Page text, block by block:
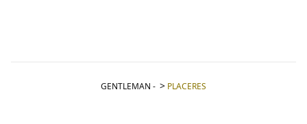
GENTLEMAN - PLACERES